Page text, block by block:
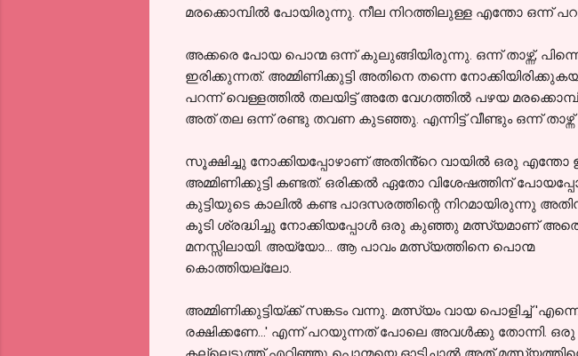
മരക്കൊമ്പിൽ പോയിരുന്നു. നീല നിറത്തിലുള്ള എന്തോ ഒന്ന്
അക്കരെ പോയ പൊന്മ ഒന്ന് കുലുങ്ങിയിരുന്നു. ഒന്ന് താഴ്ന്ന്,
ഇരിക്കുന്നത്. അമ്മിണിക്കുട്ടി അതിനെ തന്നെ
പറന്ന് വെള്ളത്തിൽ തലയിട്ട് അതേ വേഗത്തിൽ പഴയ
അത് തല ഒന്ന് രണ്ടു തവണ കുടഞ്ഞു. എന്നിട്ട് വീണ്ടും ഒന്ന്
സൂക്ഷിച്ചു നോക്കിയപ്പോഴാണ് അതിൻ്റെ വായിൽ ഒരു എന്തോ
അമ്മിണിക്കുട്ടി കണ്ടത്. ഒരിക്കൽ ഏതോ വിശേഷത്തിന്
കുട്ടിയുടെ കാലിൽ കണ്ട പാദസരത്തിന്റെ നിറമായിരുന്നു
കൂടി ശ്രദ്ധിച്ചു നോക്കിയപ്പോൾ ഒരു കുഞ്ഞു മത്സ്യമാണ്
മനസ്സിലായി. അയ്യോ... ആ പാവം മത്സ്യത്തിനെ പൊന്മ
കൊത്തിയല്ലോ.
അമ്മിണിക്കുട്ടിയ്ക്ക് സങ്കടം വന്നു. മത്സ്യം വായ പൊളിച്ച്
രക്ഷിക്കണേ...' എന്ന് പറയുന്നത് പോലെ അവൾക്കു തോന്നി. ഒരു